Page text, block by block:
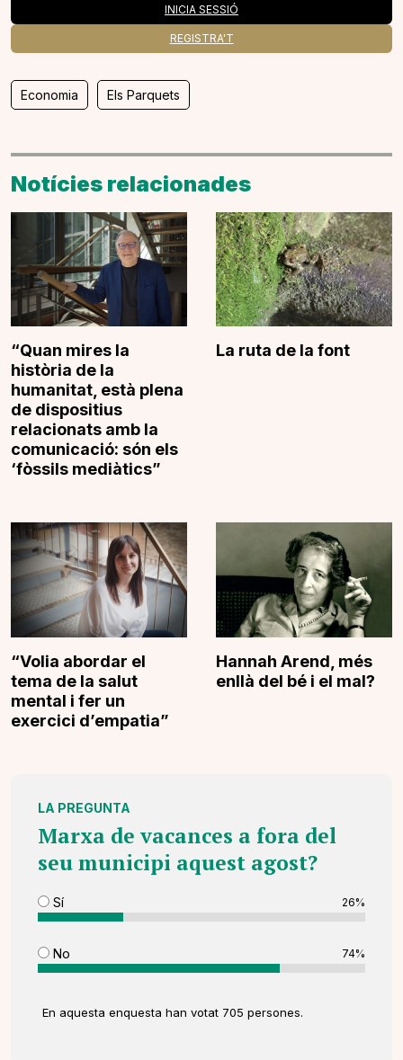
INICIA SESSIÓ
REGISTRA'T
Economia Els Parquets
Notícies relacionades
“Quan mires la
història de la
humanitat, està plena
de dispositius
relacionats amb la
comunicació: són els
‘fòssils mediàtics”
La ruta de la font
“Volia abordar el
tema de la salut
mental i fer un
exercici d’empatia”
Hannah Arend, més
enllà del bé i el mal?
LA PREGUNTA
Marxa de vacances a fora del
seu municipi aquest agost?
Sí 26%
No 74%
En aquesta enquesta han votat 705 persones.